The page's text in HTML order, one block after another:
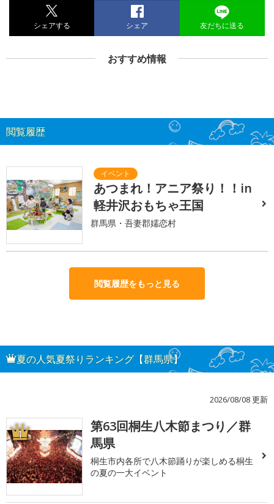
シェアする シェア 友だちに送る
おすすめ情報
閲覧履歴
あつまれ！アニア祭り！！in
軽井沢おもちゃ王国
群馬県・吾妻郡嬬恋村
閲覧履歴をもっと見る
夏の人気夏祭りランキング【群馬県】
2026/08/08 更新
1
第63回桐生八木節まつり／群
馬県
桐生市内各所で八木節踊りが楽しめる桐生
の夏の一大イベント